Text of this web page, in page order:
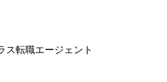
ス転職エージェント